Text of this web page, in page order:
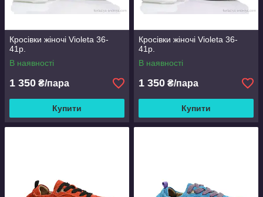
Кросівки жіночі Violeta 36-
41р.
В наявності
1 350 ₴/пара
Купити
Кросівки жіночі Violeta 36-
41р.
В наявності
1 350 ₴/пара
Купити